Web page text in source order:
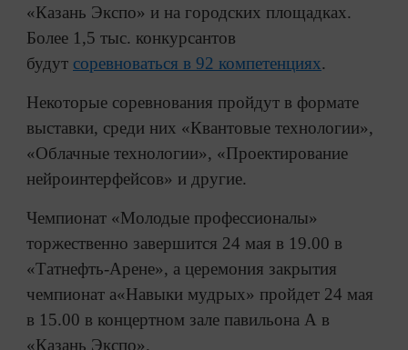
«Казань Экспо» и на городских площадках.
Более 1,5 тыс. конкурсантов
будут соревноваться в 92 компетенциях.
Некоторые соревнования пройдут в формате
выставки, среди них «Квантовые технологии»,
«Облачные технологии», «Проектирование
нейроинтерфейсов» и другие.
Чемпионат «Молодые профессионалы»
торжественно завершится 24 мая в 19.00 в
«Татнефть-Арене», а церемония закрытия
чемпионат а«Навыки мудрых» пройдет 24 мая
в 15.00 в концертном зале павильона А в
«Казань Экспо».